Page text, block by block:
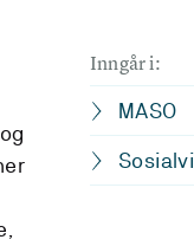
Inngår i:
MASO